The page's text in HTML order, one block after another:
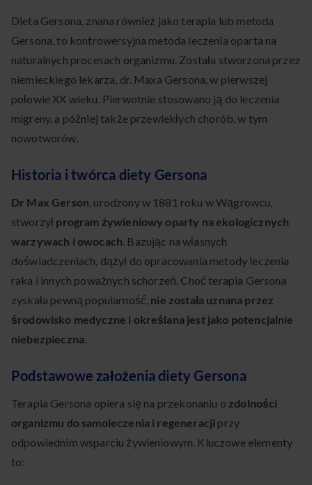
Dieta Gersona, znana również jako terapia lub metoda
Gersona, to kontrowersyjna metoda leczenia oparta na
naturalnych procesach organizmu. Została stworzona przez
niemieckiego lekarza, dr. Maxa Gersona, w pierwszej
połowie XX wieku. Pierwotnie stosowano ją do leczenia
migreny, a później także przewlekłych chorób, w tym
nowotworów.
Historia i twórca diety Gersona
Dr Max Gerson, urodzony w 1881 roku w Wągrowcu,
stworzył program żywieniowy oparty na ekologicznych
warzywach i owocach. Bazując na własnych
doświadczeniach, dążył do opracowania metody leczenia
raka i innych poważnych schorzeń. Choć terapia Gersona
zyskała pewną popularność, nie została uznana przez
środowisko medyczne i określana jest jako potencjalnie
niebezpieczna.
Podstawowe założenia diety Gersona
Terapia Gersona opiera się na przekonaniu o zdolności
organizmu do samoleczenia i regeneracji przy
odpowiednim wsparciu żywieniowym. Kluczowe elementy
to: